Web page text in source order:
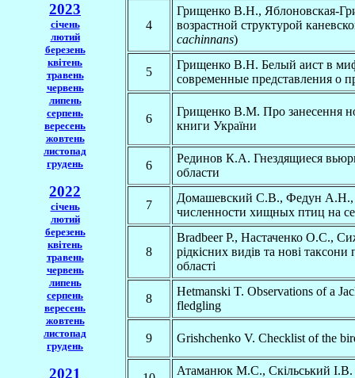
2023
січень
лютий
березень
квітень
травень
червень
липень
серпень
вересень
жовтень
листопад
грудень
2022
січень
лютий
березень
квітень
травень
червень
липень
серпень
вересень
жовтень
листопад
грудень
2021
4
Грищенко В.Н., Яблоновская-
возрастной структурой
cachinnans)
5
Грищенко В.Н. Белый аист в
современные представления о
6
Грищенко В.М. Про занесення
книги України
6
Рединов К.А. Гнездящиеся
области
7
Домашевский С.В., Федун А.Н.,
численности хищных птиц на
8
Bradbeer P., Настаченко О.С.,
рідкісних видів та нові таксони
області
8
Hetmanski T. Observations of a
fledgling
9 Grishchenko V. Checklist of the
Атаманюк М.С., Скільський